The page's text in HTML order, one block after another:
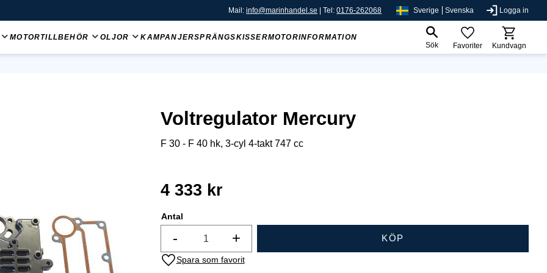
Mail:info@marinhandel.se | Tel:0176-262068 Sverige Svenska Logga in
MOTORTILLBEHÖR OLJOR KAMPANJERSPRÄNGSKISSERMOTORINFORMATION
Sök
Favoriter Kundvagn
Voltregulator Mercury
F 30 - F 40 hk, 3-cyl 4-takt 747 cc
4 333 kr
Antal
+
- KÖP
Lägg till i favoriter